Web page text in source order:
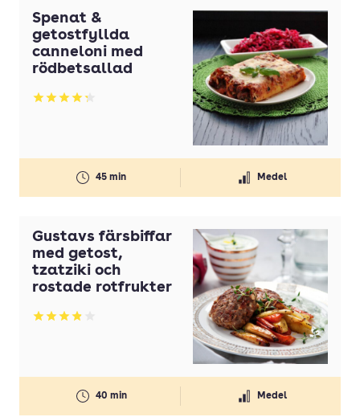
Dill
Fisk
Grädde
Koriander
Kyckling
Spenat &
getostfyllda
canneloni med
rödbetsallad
Betyg: 4.25 av 5
45 min Medel
Gustavs färsbiffar
med getost,
tzatziki och
rostade rotfrukter
Betyg: 3.9 av 5
40 min Medel